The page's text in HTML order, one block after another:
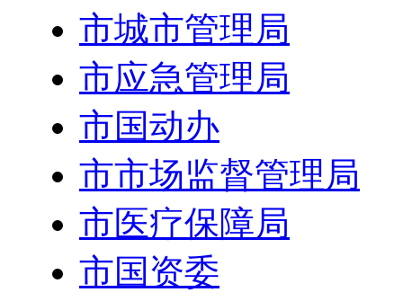
市城市管理局
市应急管理局
市国动办
市市场监督管理局
市医疗保障局
市国资委